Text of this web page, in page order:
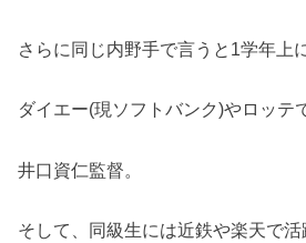
さらに同じ内野手で言うと1学年上
ダイエー(現ソフトバンク)やロッテ
井口資仁監督。
そして、同級生には近鉄や楽天で活